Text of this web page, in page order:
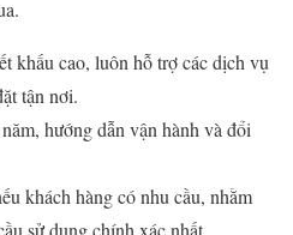
khấu cao, luôn hỗ trợ các dịch vụ
tận nơi.
hướng dẫn vận hành và đổi
khách hàng có nhu cầu, nhằm
sử dụng chính xác nhất.